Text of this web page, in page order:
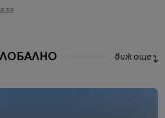
виж още